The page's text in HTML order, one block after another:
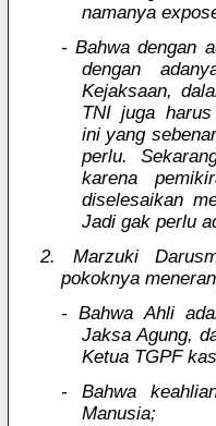
namanya
- Bahwa dengan
dengan
Kejaksaan,
TNI juga harus
ini yang
perlu.
karena
diselesaikan
Jadi gak perlu
2. Marzuki
pokoknya
- Bahwa Ahli
Jaksa Agung,
Ketua TGPF
- Bahwa
Manusia;